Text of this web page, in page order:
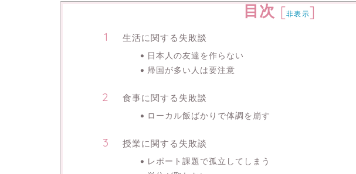
目次 [非表示]
生活に関する失敗談
日本人の友達を作らない
帰国が多い人は要注意
食事に関する失敗談
ローカル飯ばかりで体調を崩す
授業に関する失敗談
レポート課題で孤立してしまう